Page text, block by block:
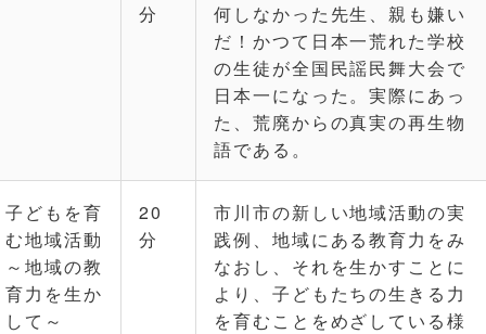
分
何しなかった先生、親も嫌い
だ！かつて日本一荒れた学校
の生徒が全国民謡民舞大会で
日本一になった。実際にあっ
た、荒廃からの真実の再生物
語である。
子どもを育
む地域活動
～地域の教
育力を生か
して～
20
分
市川市の新しい地域活動の実
践例、地域にある教育力をみ
なおし、それを生かすことに
より、子どもたちの生きる力
を育むことをめざしている様